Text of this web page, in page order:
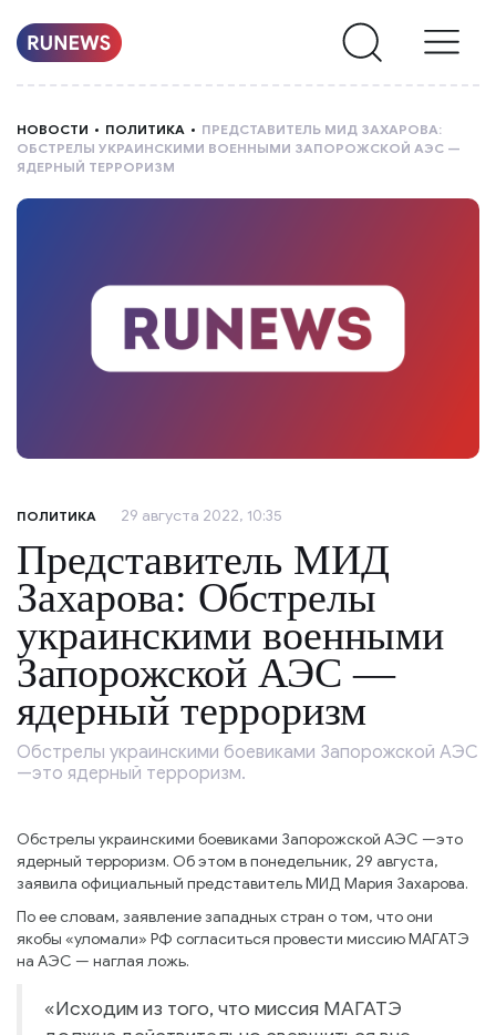
РУБРИКИ
НОВОСТИ ПОЛИТИКА
ПРЕДСТАВИТЕЛЬ МИД ЗАХАРОВА:
ОБСТРЕЛЫ УКРАИНСКИМИ ВОЕННЫМИ ЗАПОРОЖСКОЙ АЭС —
ЯДЕРНЫЙ ТЕРРОРИЗМ
ПОЛИТИКА 29 августа 2022, 10:35
Представитель МИД
Захарова: Обстрелы
украинскими военными
Запорожской АЭС —
ядерный терроризм
Обстрелы украинскими боевиками Запорожской АЭС
—это ядерный терроризм.
Обстрелы украинскими боевиками Запорожской АЭС —это
ядерный терроризм. Об этом в понедельник, 29 августа,
заявила официальный представитель МИД Мария Захарова.
По ее словам, заявление западных стран о том, что они
якобы «уломали» РФ согласиться провести миссию МАГАТЭ
на АЭС — наглая ложь.
«Исходим из того, что миссия МАГАТЭ